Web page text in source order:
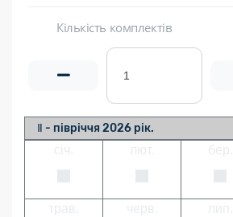
Кількість комплектів
Ⅱ - півріччя 2026 рік.